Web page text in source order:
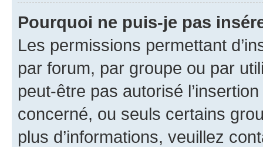
Pourquoi ne puis-je pas
Les permissions permettant
par forum, par groupe ou par
peut-être pas autorisé
concerné, ou seuls certains
plus d’informations, veuillez